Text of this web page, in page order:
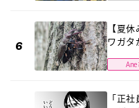
【夏
ワガタ
「正